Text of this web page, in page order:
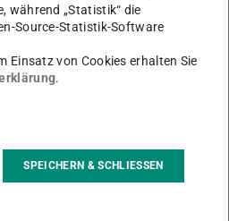
keine Demokratie.
unbegrenzten und
Informationen.
während „Statistik“ die
Source-Statistik-Software
Einsatz von Cookies erhalten Sie
.
SPEICHERN & SCHLIESSEN